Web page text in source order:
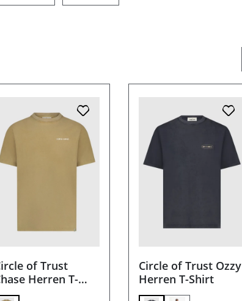
of Trust
Herren T-
Circle of Trust Ozzy
Herren T-Shirt